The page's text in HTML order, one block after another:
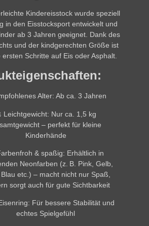
Kindereisstock wurde speziell
in den Eisstocksport entwickelt und
ab 3 Jahren geeignet . Dank des
und der kindgerechten Größe ist
Schritte auf Eis oder Asphalt.
Alter: Ab ca. 3 Jahren
Leichtgewicht: Nur ca. 1,5 kg
– perfekt für kleine
Kinderhände
& spaßig: Erhältlich in
Neonfarben (z. B. Pink, Gelb,
etc.) – macht nicht nur Spaß,
sorgt auch für gute Sichtbarkeit
Für bessere Stabilität und
echtes Spielgefühl